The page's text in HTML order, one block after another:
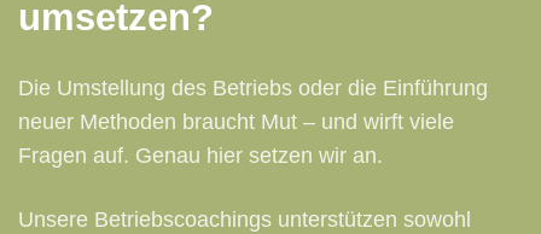
umsetzen?
Die Umstellung des Betriebs oder die Einführung
neuer Methoden braucht Mut – und wirft viele
Fragen auf. Genau hier setzen wir an.
Unsere Betriebscoachings unterstützen sowohl